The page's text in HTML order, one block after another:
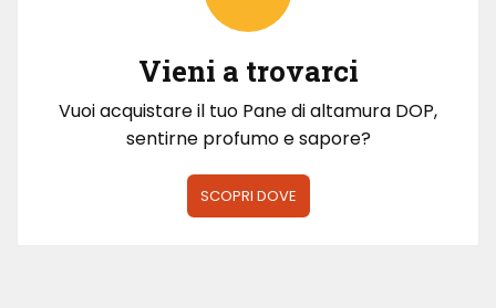
Vieni a trovarci
Vuoi acquistare il tuo Pane di altamura DOP,
sentirne profumo e sapore?
SCOPRI DOVE